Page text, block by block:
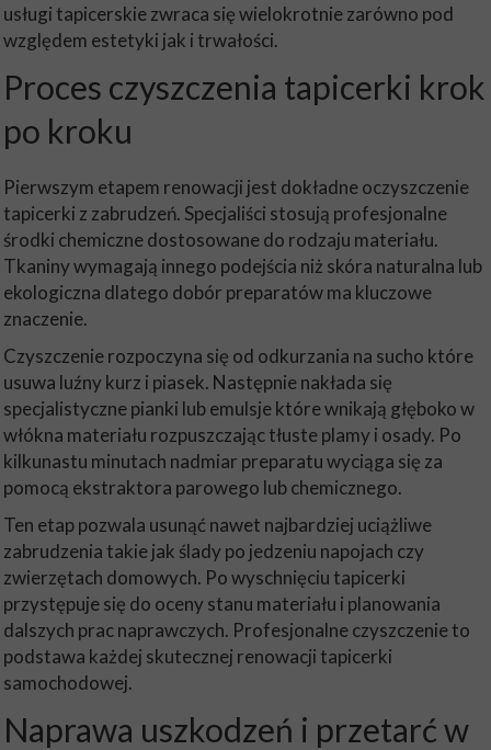
usługi tapicerskie zwraca się wielokrotnie zarówno pod
względem estetyki jak i trwałości.
Proces czyszczenia tapicerki krok
po kroku
Pierwszym etapem renowacji jest dokładne oczyszczenie
tapicerki z zabrudzeń. Specjaliści stosują profesjonalne
środki chemiczne dostosowane do rodzaju materiału.
Tkaniny wymagają innego podejścia niż skóra naturalna lub
ekologiczna dlatego dobór preparatów ma kluczowe
znaczenie.
Czyszczenie rozpoczyna się od odkurzania na sucho które
usuwa luźny kurz i piasek. Następnie nakłada się
specjalistyczne pianki lub emulsje które wnikają głęboko w
włókna materiału rozpuszczając tłuste plamy i osady. Po
kilkunastu minutach nadmiar preparatu wyciąga się za
pomocą ekstraktora parowego lub chemicznego.
Ten etap pozwala usunąć nawet najbardziej uciążliwe
zabrudzenia takie jak ślady po jedzeniu napojach czy
zwierzętach domowych. Po wyschnięciu tapicerki
przystępuje się do oceny stanu materiału i planowania
dalszych prac naprawczych. Profesjonalne czyszczenie to
podstawa każdej skutecznej renowacji tapicerki
samochodowej.
Naprawa uszkodzeń i przetarć w